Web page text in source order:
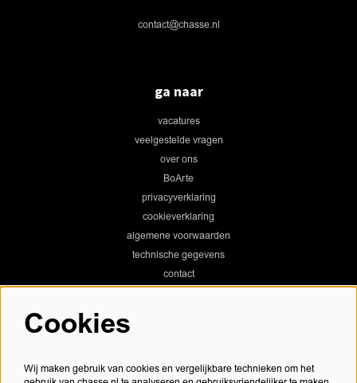
contact@chasse.nl
ga naar
vacatures
veelgestelde vragen
over ons
BoArte
privacyverklaring
cookieverklaring
algemene voorwaarden
technische gegevens
contact
Cookies
Wij maken gebruik van cookies en vergelijkbare technieken om het